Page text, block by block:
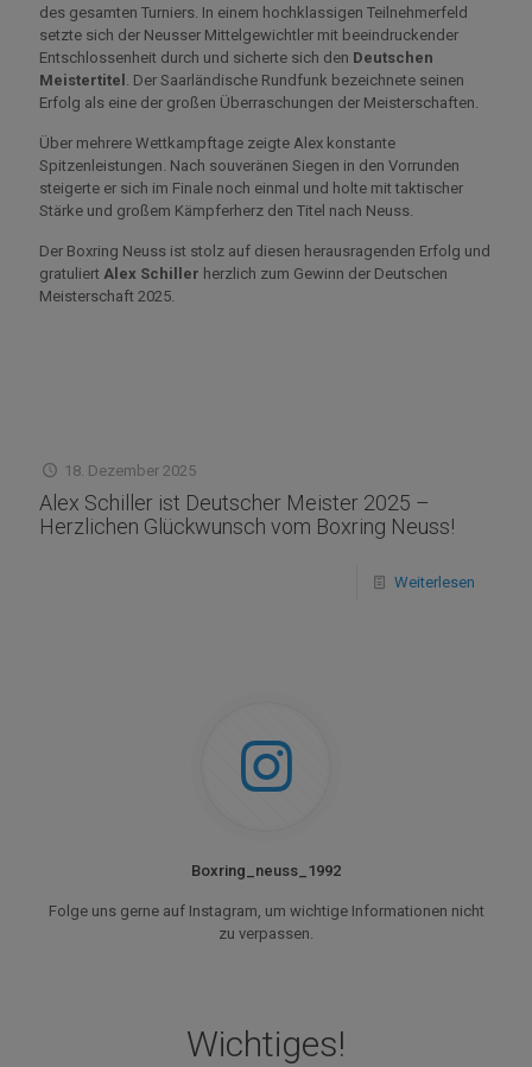
des gesamten Turniers. In einem hochklassigen Teilnehmerfeld
setzte sich der Neusser Mittelgewichtler mit beeindruckender
Entschlossenheit durch und sicherte sich den Deutschen
Meistertitel . Der Saarländische Rundfunk bezeichnete seinen
Erfolg als eine der großen Überraschungen der Meisterschaften.
Über mehrere Wettkampftage zeigte Alex konstante
Spitzenleistungen. Nach souveränen Siegen in den Vorrunden
steigerte er sich im Finale noch einmal und holte mit taktischer
Stärke und großem Kämpferherz den Titel nach Neuss.
Der Boxring Neuss ist stolz auf diesen herausragenden Erfolg und
gratuliert Alex Schiller herzlich zum Gewinn der Deutschen
Meisterschaft 2025.
18. Dezember 2025
Alex Schiller ist Deutscher Meister 2025 –
Herzlichen Glückwunsch vom Boxring Neuss!
Weiterlesen
Boxring_neuss_1992
Folge uns gerne auf Instagram, um wichtige Informationen nicht
zu verpassen.
Wichtiges!